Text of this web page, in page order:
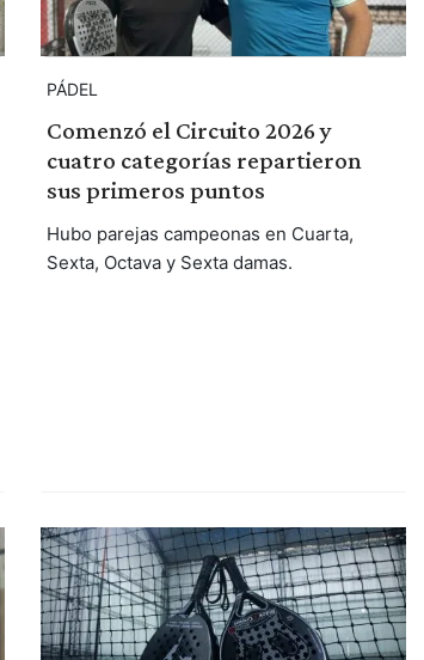
PÁDEL
Comenzó el Circuito 2026 y
cuatro categorías repartieron
sus primeros puntos
Hubo parejas campeonas en Cuarta,
Sexta, Octava y Sexta damas.